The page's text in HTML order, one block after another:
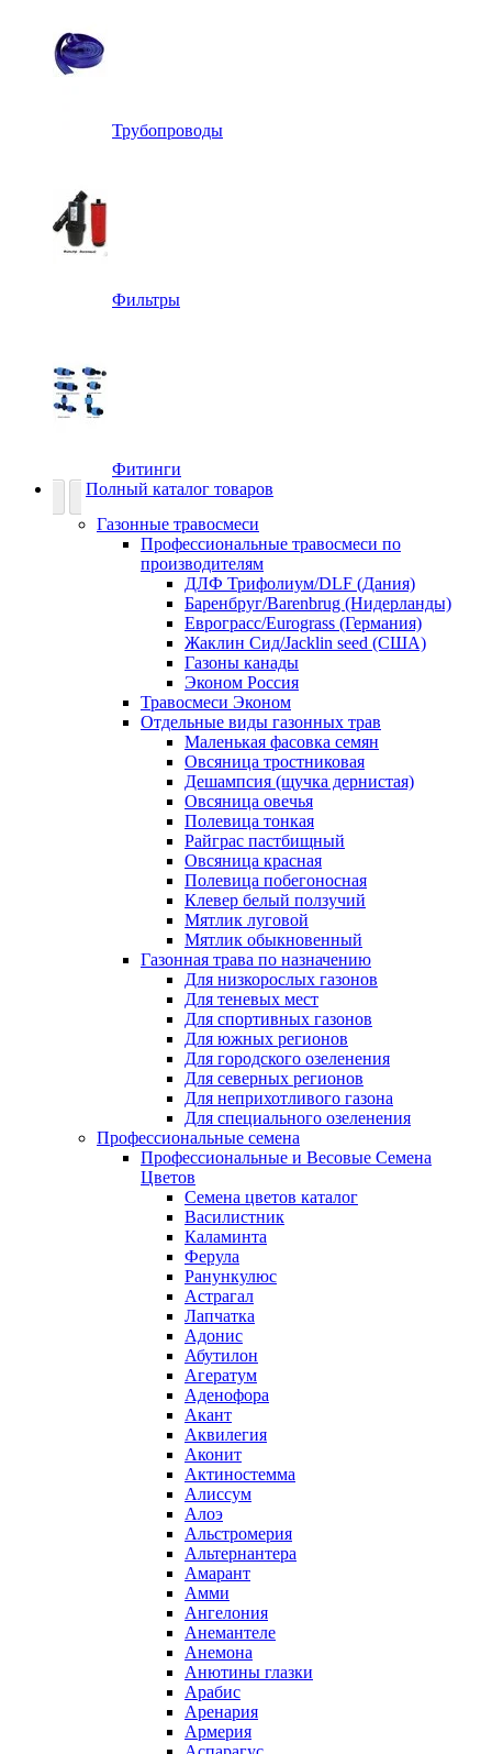
Трубопроводы
Фильтры
Фитинги
Полный каталог товаров
Газонные травосмеси
Профессиональные травосмеси по
производителям
ДЛФ Трифолиум/DLF (Дания)
Баренбруг/Barenbrug (Нидерланды)
Еврограсс/Eurograss (Германия)
Жаклин Сид/Jacklin seed (США)
Газоны канады
Эконом Россия
Травосмеси Эконом
Отдельные виды газонных трав
Маленькая фасовка семян
Овсяница тростниковая
Дешампсия (щучка дернистая)
Овсяница овечья
Полевица тонкая
Райграс пастбищный
Овсяница красная
Полевица побегоносная
Клевер белый ползучий
Мятлик луговой
Мятлик обыкновенный
Газонная трава по назначению
Для низкорослых газонов
Для теневых мест
Для спортивных газонов
Для южных регионов
Для городского озеленения
Для северных регионов
Для неприхотливого газона
Для специального озеленения
Профессиональные семена
Профессиональные и Весовые Семена
Цветов
Семена цветов каталог
Василистник
Каламинта
Ферула
Ранункулюс
Астрагал
Лапчатка
Адонис
Абутилон
Агератум
Аденофора
Акант
Аквилегия
Аконит
Актиностемма
Алиссум
Алоэ
Альстромерия
Альтернантера
Амарант
Амми
Ангелония
Анемантеле
Анемона
Анютины глазки
Арабис
Аренария
Армерия